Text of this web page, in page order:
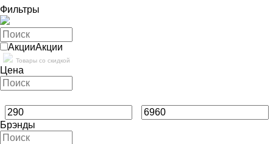
Фильтры
АкцииАкции
Товары со скидкой
Цена
Брэнды